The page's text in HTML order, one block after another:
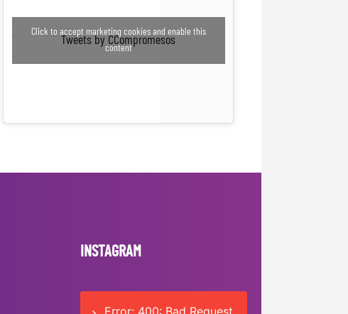
Tweets by CCompromesos
Click to accept marketing cookies and enable this
content
INSTAGRAM
Error: 400: Bad Request